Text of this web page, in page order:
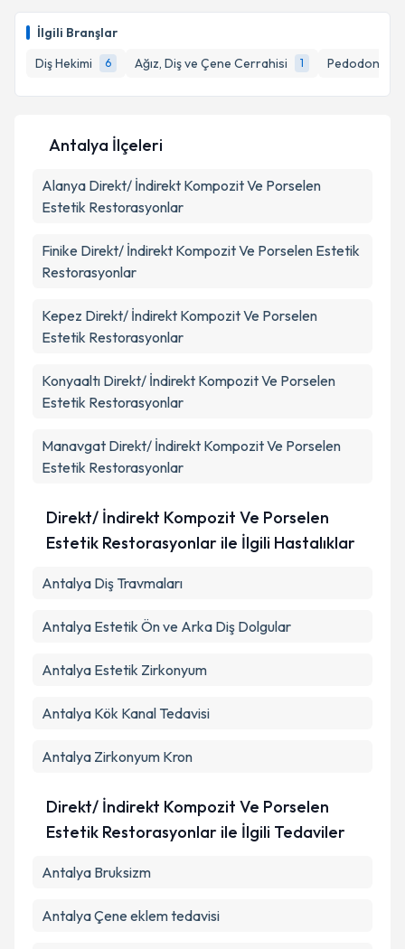
İlgili Branşlar
Diş Hekimi
6 Ağız, Diş ve Çene Cerrahisi 1 Pedodonti
takvim hazırlandığında e-posta ile bilgilendireceğiz.
E-posta Adresiniz
Metni'ni okudum ve kişisel verilerimin belirtilen
kapsamda işlenmesini kabul ediyorum.
Takvim Talebini Gönder
Antalya İlçeleri
Alanya Direkt/ İndirekt Kompozit Ve Porselen
Estetik Restorasyonlar
Finike Direkt/ İndirekt Kompozit Ve Porselen Estetik
Restorasyonlar
Kepez Direkt/ İndirekt Kompozit Ve Porselen
Estetik Restorasyonlar
Konyaaltı Direkt/ İndirekt Kompozit Ve Porselen
Estetik Restorasyonlar
Manavgat Direkt/ İndirekt Kompozit Ve Porselen
Estetik Restorasyonlar
Direkt/ İndirekt Kompozit Ve Porselen
Estetik Restorasyonlar ile İlgili Hastalıklar
Antalya Diş Travmaları
Antalya Estetik Ön ve Arka Diş Dolgular
Antalya Estetik Zirkonyum
Antalya Kök Kanal Tedavisi
Antalya Zirkonyum Kron
Direkt/ İndirekt Kompozit Ve Porselen
Estetik Restorasyonlar ile İlgili Tedaviler
Antalya Bruksizm
Antalya Çene eklem tedavisi